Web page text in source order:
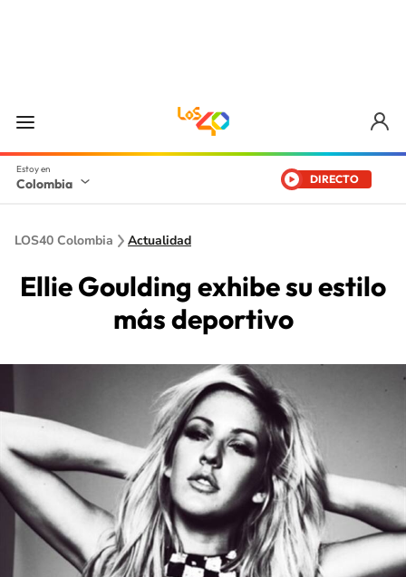
Colombia DIRECTO
LOS40 Colombia Actualidad
Ellie Goulding exhibe su estilo
más deportivo